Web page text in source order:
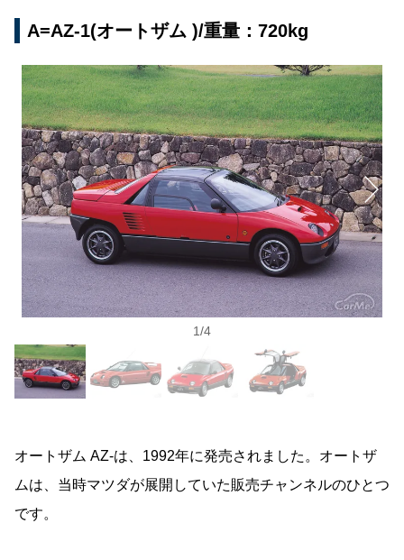
A=AZ-1(オートザム )/重量：720kg
1/4
オートザム AZ-は、1992年に発売されました。オートザ
ムは、当時マツダが展開していた販売チャンネルのひとつ
です。